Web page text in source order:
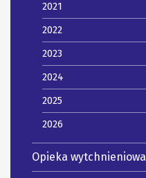
2021
2022
2023
2024
2025
2026
Opieka wytchnieniowa